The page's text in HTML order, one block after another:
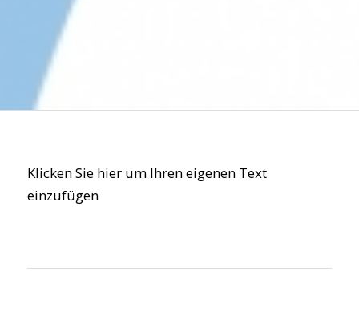
Klicken Sie hier um Ihren eigenen Text
einzufügen